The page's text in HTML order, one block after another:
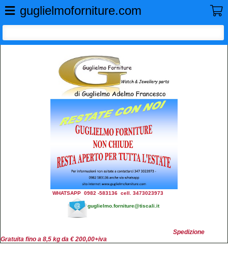
guglielmoforniture.com
GUGLIELMO FORNITURE
WHATSAPP 0982 -583136 cell. 3473023973
guglielmo.forniture@tiscali.it
Spedizione
Gratuita fino a 8,5 kg da € 200,00+iva